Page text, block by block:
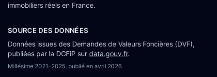
immobiliers réels en France.
SOURCE DES DONNÉES
Données issues des Demandes de Valeurs Foncières (DVF),
publiées par la DGFiP sur data.gouv.fr.
Millésime 2021–2025, publié en avril 2026